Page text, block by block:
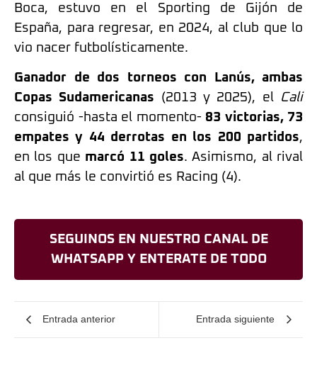
Boca, estuvo en el Sporting de Gijón de
España, para regresar, en 2024, al club que lo
vio nacer futbolísticamente.
Ganador de dos torneos con Lanús, ambas
Copas Sudamericanas (2013 y 2025), el Cali
consiguió -hasta el momento- 83 victorias, 73
empates y 44 derrotas en los 200 partidos,
en los que marcó 11 goles. Asimismo, al rival
al que más le convirtió es Racing (4).
SEGUINOS EN NUESTRO CANAL DE
WHATSAPP Y ENTERATE DE TODO
Entrada anterior Entrada siguiente